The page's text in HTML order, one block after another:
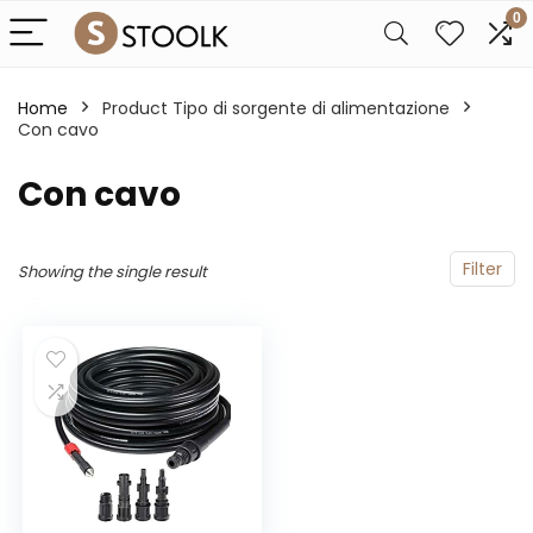
0
Home Product Tipo di sorgente di alimentazione
Con cavo
‎Con cavo
Filter
Showing the single result